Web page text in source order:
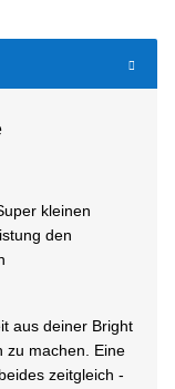
kleinen
den
aus deiner Bright
zu machen. Eine
zeitgleich -